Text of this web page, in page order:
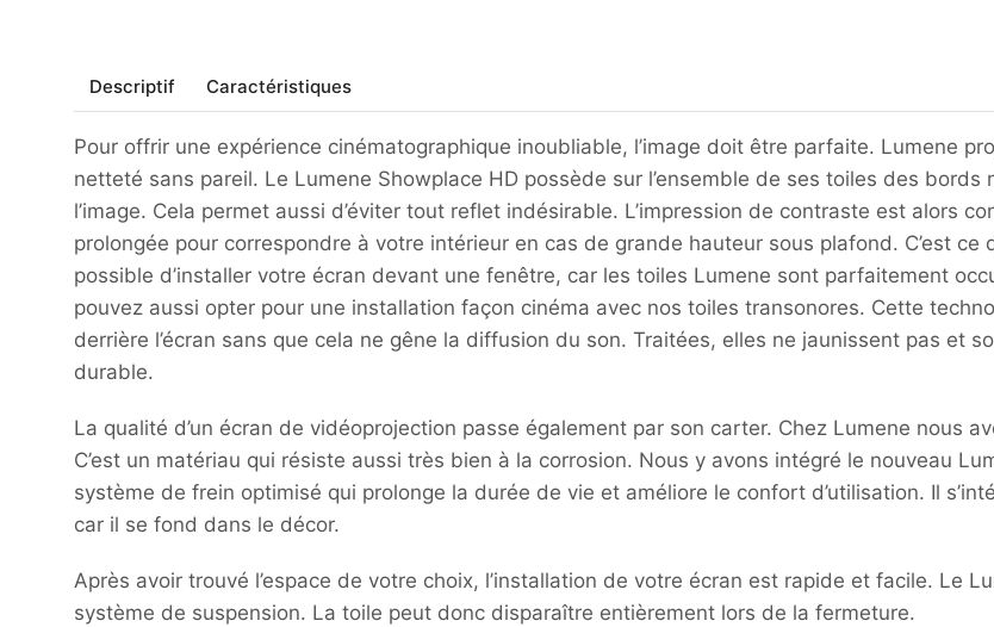
Descriptif Caractéristiques
Pour offrir une expérience cinématographique inoubliable, l’image doit être parfaite. Lumene
netteté sans pareil. Le Lumene Showplace HD possède sur l’ensemble de ses toiles des
l’image. Cela permet aussi d’éviter tout reflet indésirable. L’impression de contraste est alors
prolongée pour correspondre à votre intérieur en cas de grande hauteur sous plafond. C’est ce
possible d’installer votre écran devant une fenêtre, car les toiles Lumene sont parfaitement
pouvez aussi opter pour une installation façon cinéma avec nos toiles transonores. Cette
derrière l’écran sans que cela ne gêne la diffusion du son. Traitées, elles ne jaunissent pas et
durable.
La qualité d’un écran de vidéoprojection passe également par son carter. Chez Lumene nous
C’est un matériau qui résiste aussi très bien à la corrosion. Nous y avons intégré le nouveau
système de frein optimisé qui prolonge la durée de vie et améliore le confort d’utilisation. Il
car il se fond dans le décor.
Après avoir trouvé l’espace de votre choix, l’installation de votre écran est rapide et facile. Le
système de suspension. La toile peut donc disparaître entièrement lors de la fermeture.